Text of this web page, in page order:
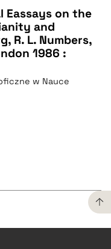
Eassays on the
and
R. L. Numbers,
1986 :
w Nauce